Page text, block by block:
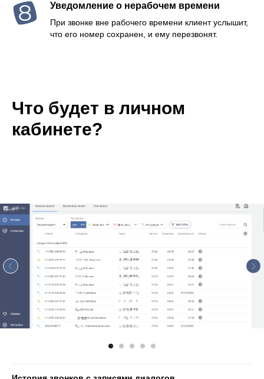
Уведомление о нерабочем времени
При звонке вне рабочего времени клиент услышит,
что его номер сохранен, и ему перезвонят.
Что будет в личном
кабинете?